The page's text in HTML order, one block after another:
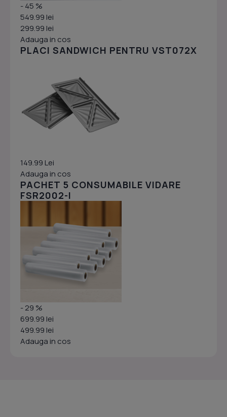
- 45 %
549.99 lei
299.99 lei
Adauga in cos
PLACI SANDWICH PENTRU VST072X
149.99 Lei
Adauga in cos
PACHET 5 CONSUMABILE VIDARE
FSR2002-I
- 29 %
699.99 lei
499.99 lei
Adauga in cos